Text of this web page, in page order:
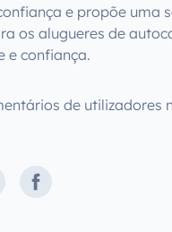
e propõe uma
os alugueres de
e confiança.
de utilizadores
Facebook